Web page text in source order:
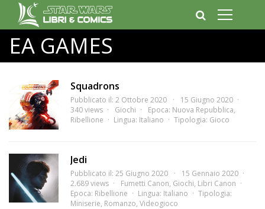
EA GAMES
Squadrons
Pubblicato il: 2 Ottobre 2020
15 Giugno 2020
340 views
Giochi Epoca: Nuova Repubblica,
Ribellione
Lingua: Italiano Tipologia: Gioco
Jedi
Pubblicato il: 25 Giugno 2020
15 Gennaio 2020
2.689 views
Fumetti Canon, Giochi, Libri Canon
Epoca: Ribellione Lingua: Italiano
Tipologia:
Miniserie, Romanzo, Videogioco